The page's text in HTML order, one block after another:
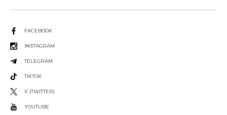
FACEBOOK
INSTAGRAM
TELEGRAM
TIKTOK
X (TWITTER)
YOUTUBE